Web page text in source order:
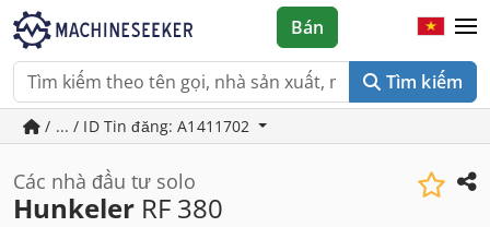
Tìm kiếm
Bán
/ ... / ID Tin đăng: A1411702
Các nhà đầu tư solo
Hunkeler RF 380